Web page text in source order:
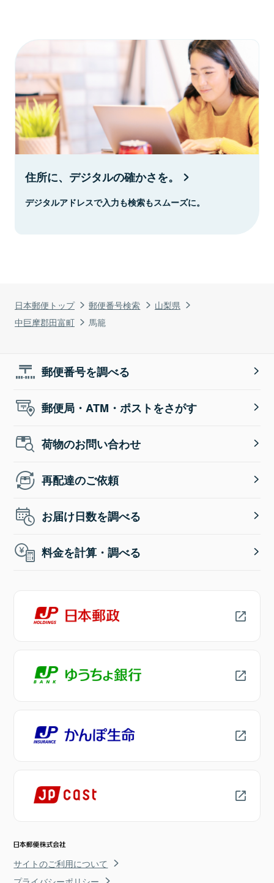
日本郵便トップ 郵便番号検索
山梨県
中巨摩郡田富町
馬籠
住所に、デジタルの確かさを。
デジタルアドレスで入力も検索もスムーズに。
郵便番号を調べる
郵便局・ATM・ポストをさがす
荷物のお問い合わせ
再配達のご依頼
お届け日数を調べる
料金を計算・調べる
サイトのご利用について